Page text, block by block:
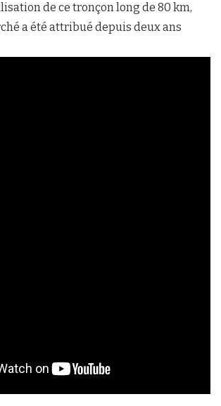
de ce tronçon long de 80 km,
a été attribué depuis deux ans